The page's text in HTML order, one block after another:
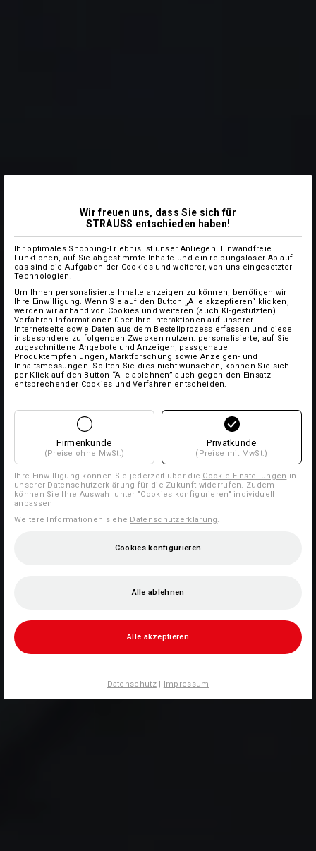
Wir freuen uns, dass Sie sich für
STRAUSS entschieden haben!
Ihr optimales Shopping-Erlebnis ist unser Anliegen! Einwandfreie
Funktionen, auf Sie abgestimmte Inhalte und ein reibungsloser Ablauf -
das sind die Aufgaben der Cookies und weiterer, von uns eingesetzter
Technologien.
Um Ihnen personalisierte Inhalte anzeigen zu können, benötigen wir
Ihre Einwilligung. Wenn Sie auf den Button „Alle akzeptieren“ klicken,
werden wir anhand von Cookies und weiteren (auch KI-gestützten)
Verfahren Informationen über Ihre Interaktionen auf unserer
Internetseite sowie Daten aus dem Bestellprozess erfassen und diese
insbesondere zu folgenden Zwecken nutzen: personalisierte, auf Sie
zugeschnittene Angebote und Anzeigen, passgenaue
Produktempfehlungen, Marktforschung sowie Anzeigen- und
Inhaltsmessungen. Sollten Sie dies nicht wünschen, können Sie sich
per Klick auf den Button “Alle ablehnen” auch gegen den Einsatz
entsprechender Cookies und Verfahren entscheiden.
Firmenkunde
(Preise ohne MwSt.)
Privatkunde
(Preise mit MwSt.)
Ihre Einwilligung können Sie jederzeit über die Cookie-Einstellungen in
unserer Datenschutzerklärung für die Zukunft widerrufen. Zudem
können Sie Ihre Auswahl unter "Cookies konfigurieren" individuell
anpassen
Weitere Informationen siehe Datenschutzerklärung.
Cookies konfigurieren
Alle ablehnen
Alle akzeptieren
Datenschutz| Impressum